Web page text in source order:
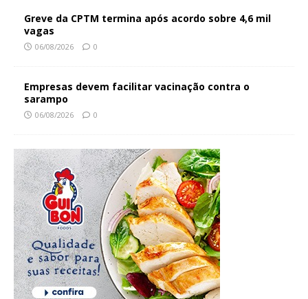
Greve da CPTM termina após acordo sobre 4,6 mil
vagas
06/08/2026 0
Empresas devem facilitar vacinação contra o
sarampo
06/08/2026 0